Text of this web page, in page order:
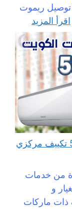
توصيل ريموت
اقرأ المزيد
فني تكييف وتبريد الرميثية 55560390 تكييف مركزي
من خدمات
و
ذات ماركات